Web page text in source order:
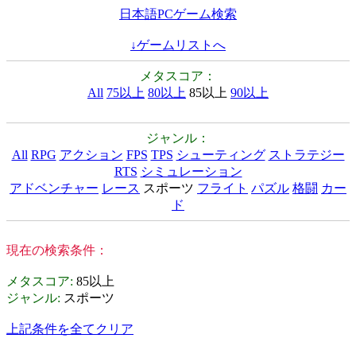
日本語PCゲーム検索
↓ゲームリストへ
メタスコア：
All 75以上 80以上 85以上 90以上
ジャンル：
All RPG アクション FPS TPS シューティング ストラテジー
RTS シミュレーション
アドベンチャー レース スポーツ フライト パズル 格闘 カー
ド
現在の検索条件：
メタスコア: 85以上
ジャンル: スポーツ
上記条件を全てクリア